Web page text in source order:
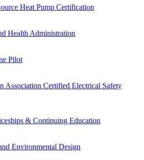
Heat Pump Certification
Health Administration
Pilot
Association Certified Electrical Safety
& Continuing Education
Environmental Design